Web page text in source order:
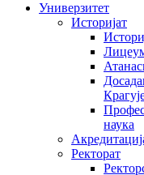
Универзитет
Историјат
наука
Ректорат